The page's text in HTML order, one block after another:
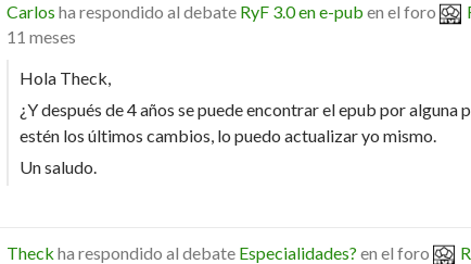
Carlos ha respondido al debate RyF 3.0 en e-pub en el foro
11 meses
Hola Theck,
¿Y después de 4 años se puede encontrar el epub por alguna
estén los últimos cambios, lo puedo actualizar yo mismo.
Un saludo.
Theck ha respondido al debate Especialidades? en el foro